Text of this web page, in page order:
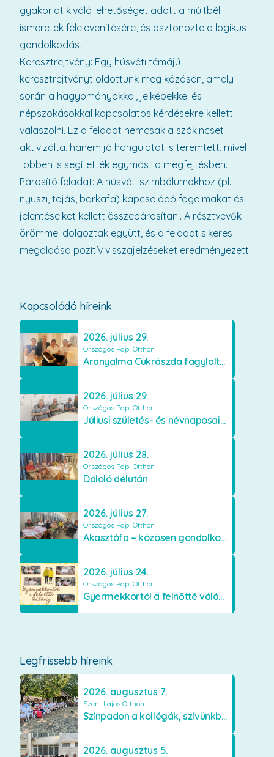
Kapcsolódó híreink
2026. július 29.
Országos Papi Otthon
Aranyalma Cukrászda fagylaltos meglepetés
2026. július 29.
Országos Papi Otthon
Júliusi születés- és névnaposaink
2026. július 28.
Országos Papi Otthon
Daloló délután
2026. július 27.
Országos Papi Otthon
Akasztófa – közösen gondolkodva
2026. július 24.
Országos Papi Otthon
Gyermekkortól a felnőtté válásig
Legfrissebb híreink
2026. augusztus 7.
Szent Lajos Otthon
Színpadon a kollégák, szívünkben a lakók
2026. augusztus 5.
gyakorlat kiváló lehetőséget adott a múltbéli
ismeretek felelevenítésére, és ösztönözte a logikus
gondolkodást.
Keresztrejtvény: Egy húsvéti témájú
keresztrejtvényt oldottunk meg közösen, amely
során a hagyományokkal, jelképekkel és
népszokásokkal kapcsolatos kérdésekre kellett
válaszolni. Ez a feladat nemcsak a szókincset
aktivizálta, hanem jó hangulatot is teremtett, mivel
többen is segítették egymást a megfejtésben.
Párosító feladat: A húsvéti szimbólumokhoz (pl.
nyuszi, tojás, barkafa) kapcsolódó fogalmakat és
jelentéseiket kellett összepárosítani. A résztvevők
örömmel dolgoztak együtt, és a feladat sikeres
megoldása pozitív visszajelzéseket eredményezett.